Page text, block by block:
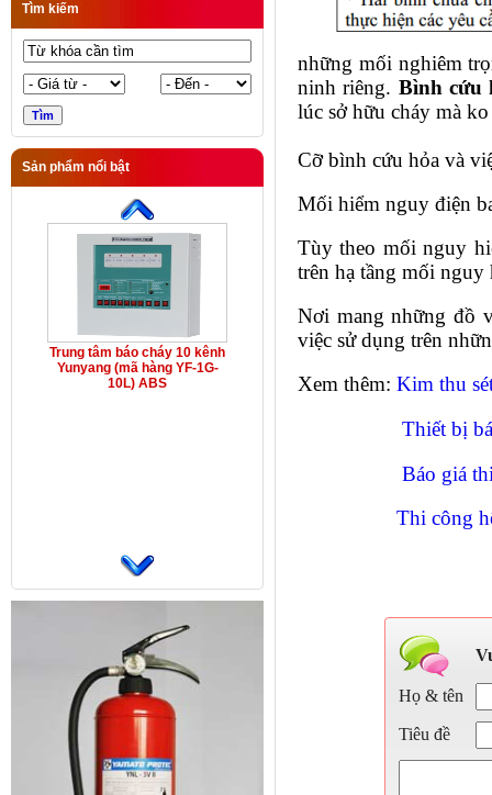
Tìm kiếm
Sản phẩm nổi bật
Trung tâm báo cháy 10 kênh
Yunyang (mã hàng YF-1G-
10L) ABS
những mối nghiêm
ninh riêng. Bình cứu
lúc sở hữu cháy mà
Cỡ bình cứu hỏa và
Mối hiểm nguy điện
Tùy theo mối nguy
trên hạ tầng mối nguy
Nơi mang những đồ
việc sử dụng trên
Xem thêm: Kim thu
Thiết bị
Báo giá
Thi công
Họ & tên
Tiêu đề